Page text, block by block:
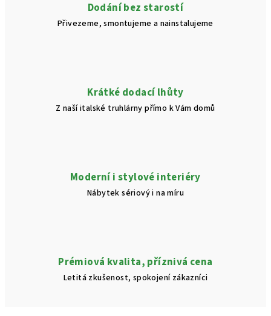
Dodání bez starostí
Přivezeme, smontujeme a nainstalujeme
Krátké dodací lhůty
Z naší italské truhlárny přímo k Vám domů
Moderní i stylové interiéry
Nábytek sériový i na míru
Prémiová kvalita, příznivá cena
Letitá zkušenost, spokojení zákazníci